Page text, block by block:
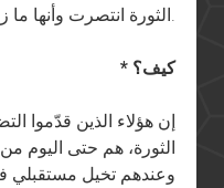
* كيف؟
إن هؤلاء الذين قدّموا
الثورة، هم حتى اليوم
وعندهم تخيل مستقبلي